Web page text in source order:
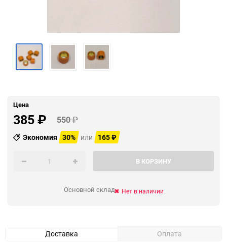
Цена
385₽ 550₽
Экономия 30% или 165₽
В КОРЗИНУ
Основной склад Нет в наличии
Доставка Оплата